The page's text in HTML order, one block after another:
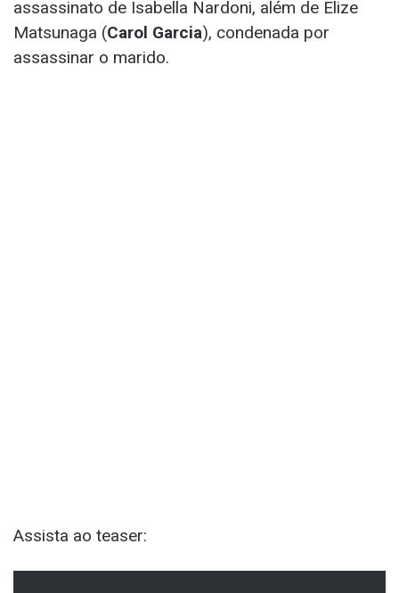
assassinato de Isabella Nardoni, além de Elize
Matsunaga (Carol Garcia), condenada por
assassinar o marido.
Assista ao teaser: